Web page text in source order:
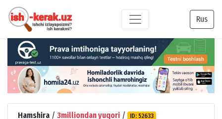
Rus
Hamshira / 3milliondan yuqori / ID: 52633